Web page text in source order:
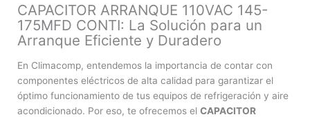
CAPACITOR ARRANQUE 110VAC 145-
175MFD CONTI: La Solución para un
Arranque Eficiente y Duradero
En Climacomp, entendemos la importancia de contar con
componentes eléctricos de alta calidad para garantizar el
óptimo funcionamiento de tus equipos de refrigeración y aire
acondicionado. Por eso, te ofrecemos el CAPACITOR